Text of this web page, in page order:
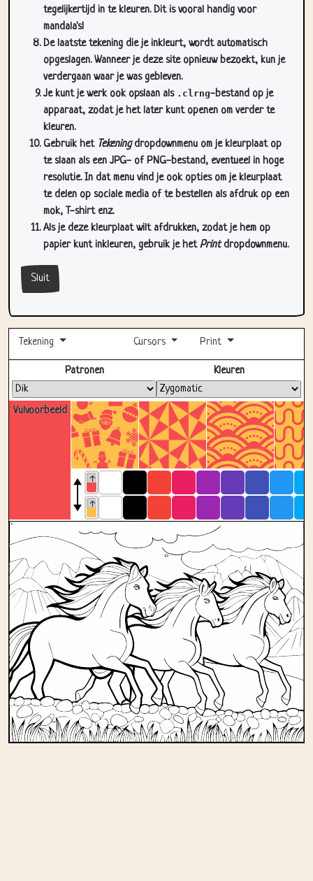
tegelijkertijd in te kleuren. Dit is vooral handig voor
mandala's!
De laatste tekening die je inkleurt, wordt automatisch
opgeslagen. Wanneer je deze site opnieuw bezoekt, kun je
verdergaan waar je was gebleven.
Je kunt je werk ook opslaan als .clrng-bestand op je
apparaat, zodat je het later kunt openen om verder te
kleuren.
Gebruik het Tekeningdropdownmenu om je kleurplaat op
te slaan als een JPG- of PNG-bestand, eventueel in hoge
resolutie. In dat menu vind je ook opties om je kleurplaat
te delen op sociale media of te bestellen als afdruk op een
mok, T-shirt enz.
Als je deze kleurplaat wilt afdrukken, zodat je hem op
papier kunt inkleuren, gebruik je hetPrintdropdownmenu.
Sluit
Tekening Cursors Print
Volledig scherm
Vulvoorbeeld
Patronen Kleuren